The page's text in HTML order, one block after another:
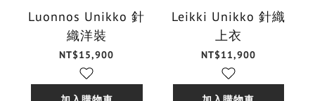
Luonnos Unikko 針
織洋裝
NT$15,900
Leikki Unikko 針織
上衣
NT$11,900